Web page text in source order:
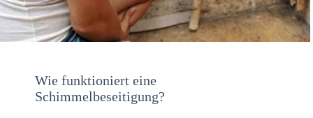
Wie funktioniert eine
Schimmelbeseitigung?